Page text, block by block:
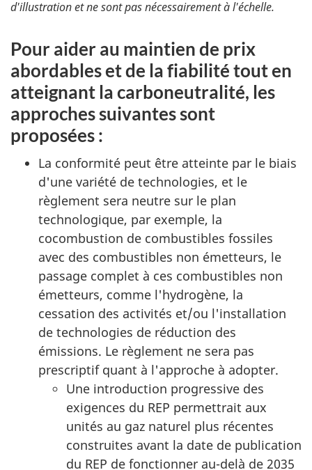
d'illustration et ne sont pas nécessairement à l'échelle.
Pour aider au maintien de prix
abordables et de la fiabilité tout en
atteignant la carboneutralité, les
approches suivantes sont
proposées :
La conformité peut être atteinte par le biais
d'une variété de technologies, et le
règlement sera neutre sur le plan
technologique, par exemple, la
cocombustion de combustibles fossiles
avec des combustibles non émetteurs, le
passage complet à ces combustibles non
émetteurs, comme l'hydrogène, la
cessation des activités et/ou l'installation
de technologies de réduction des
émissions. Le règlement ne sera pas
prescriptif quant à l'approche à adopter.
Une introduction progressive des
exigences du REP permettrait aux
unités au gaz naturel plus récentes
construites avant la date de publication
du REP de fonctionner au-delà de 2035